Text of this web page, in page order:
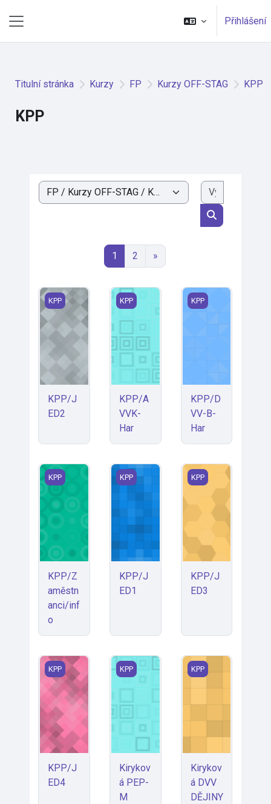
Přihlášení
Titulní stránka Kurzy FP Kurzy OFF-STAG KPP
KPP
Kategorie kurzů
Vyhledat
1 Stránka 1
2 Stránka 2
»
KPP/JED2
KPP
KPP/J
ED2
KPP/AVVK-Har
KPP
KPP/A
VVK-
Har
KPP/DVV-B-Har
KPP
KPP/D
VV-B-
Har
KPP/Zaměstnanci/info
KPP
KPP/Z
aměstn
anci/inf
o
KPP/JED1
KPP
KPP/J
ED1
KPP/JED3
KPP
KPP/J
ED3
KPP/JED4
KPP
KPP/J
ED4
Kiryková PEP-M PEDAGOGICKÉ
KPP
Kirykov
á PEP-
M
Kiryková DVV
KPP
Kirykov
á DVV
DĚJINY